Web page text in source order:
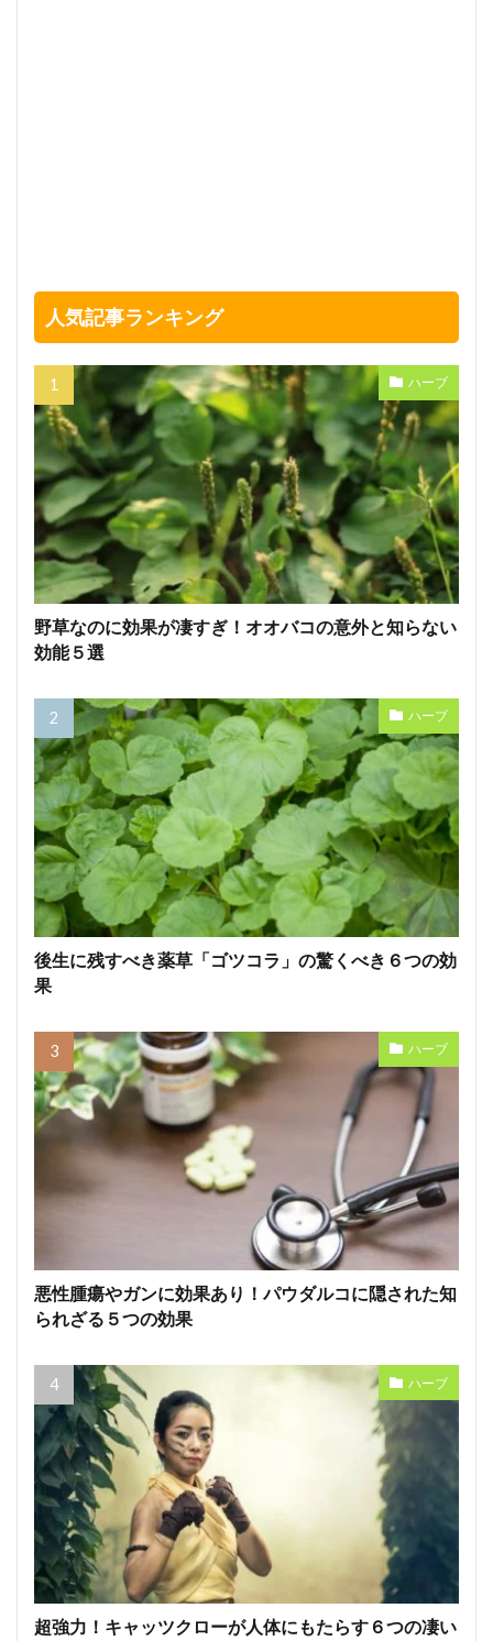
人気記事ランキング
ハーブ
野草なのに効果が凄すぎ！オオバコの意外と知らない
効能５選
ハーブ
後生に残すべき薬草「ゴツコラ」の驚くべき６つの効
果
ハーブ
悪性腫瘍やガンに効果あり！パウダルコに隠された知
られざる５つの効果
ハーブ
超強力！キャッツクローが人体にもたらす６つの凄い